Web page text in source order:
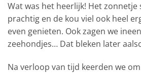
Wat was het heerlijk! Het zonnetje
prachtig en de kou viel ook heel
even genieten. Ook zagen we
zeehondjes… Dat bleken later
Na verloop van tijd keerden we